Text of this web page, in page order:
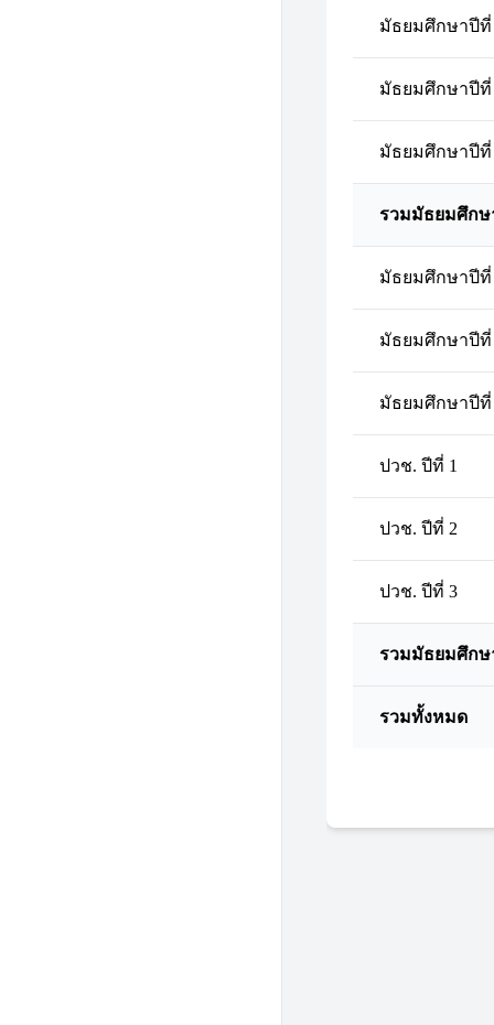
มัธยมศึกษาปีที่
มัธยมศึกษาปีที่
มัธยมศึกษาปีที่
รวมมัธยมศึก
มัธยมศึกษาปีที่
มัธยมศึกษาปีที่
มัธยมศึกษาปีที่
ปวช. ปีที่ 1
ปวช. ปีที่ 2
ปวช. ปีที่ 3
รวมมัธยมศึกษ
รวมทั้งหมด